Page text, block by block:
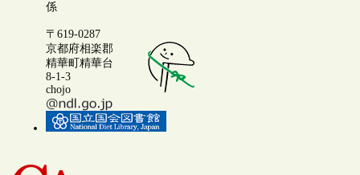
係
〒619-0287
京都府相楽郡
精華町精華台
8-1-3
chojo